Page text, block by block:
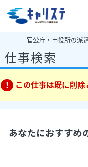
官公庁・市役所の派
仕事検索
この仕事は既に削除
あなたにおすすめ